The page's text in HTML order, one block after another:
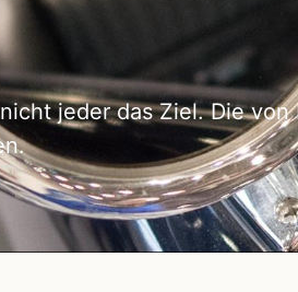
jeder das Ziel. Die